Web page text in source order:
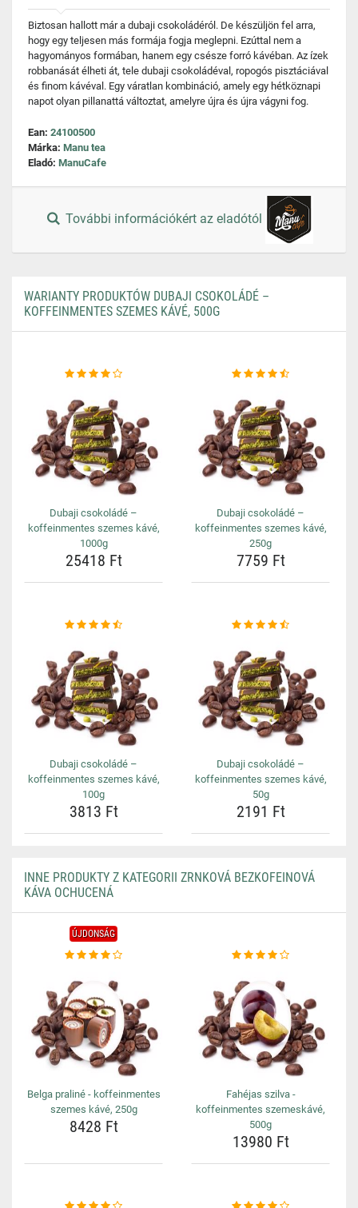
Biztosan hallott már a dubaji csokoládéról. De készüljön fel arra,
hogy egy teljesen más formája fogja meglepni. Ezúttal nem a
hagyományos formában, hanem egy csésze forró kávéban. Az ízek
robbanását élheti át, tele dubaji csokoládéval, ropogós pisztáciával
és finom kávéval. Egy váratlan kombináció, amely egy hétköznapi
napot olyan pillanattá változtat, amelyre újra és újra vágyni fog.
Ean: 24100500
Márka: Manu tea
Eladó: ManuCafe
További információkért az eladótól
WARIANTY PRODUKTÓW DUBAJI CSOKOLÁDÉ –
KOFFEINMENTES SZEMES KÁVÉ, 500G
Dubaji csokoládé –
koffeinmentes szemes kávé,
1000g
25418 Ft
Dubaji csokoládé –
koffeinmentes szemes kávé,
250g
7759 Ft
Dubaji csokoládé –
koffeinmentes szemes kávé,
100g
3813 Ft
Dubaji csokoládé –
koffeinmentes szemes kávé,
50g
2191 Ft
INNE PRODUKTY Z KATEGORII ZRNKOVÁ BEZKOFEINOVÁ
KÁVA OCHUCENÁ
ÚJDONSÁG
Belga praliné - koffeinmentes
szemes kávé, 250g
8428 Ft
Fahéjas szilva -
koffeinmentes szemeskávé,
500g
13980 Ft